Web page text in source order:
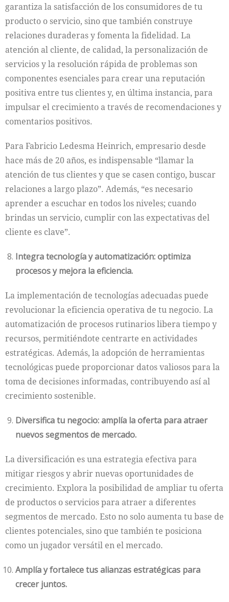
garantiza la satisfacción de los consumidores de tu
producto o servicio, sino que también construye
relaciones duraderas y fomenta la fidelidad. La
atención al cliente, de calidad, la personalización de
servicios y la resolución rápida de problemas son
componentes esenciales para crear una reputación
positiva entre tus clientes y, en última instancia, para
impulsar el crecimiento a través de recomendaciones y
comentarios positivos.
Para Fabricio Ledesma Heinrich, empresario desde
hace más de 20 años, es indispensable “llamar la
atención de tus clientes y que se casen contigo, buscar
relaciones a largo plazo”. Además, “es necesario
aprender a escuchar en todos los niveles; cuando
brindas un servicio, cumplir con las expectativas del
cliente es clave”.
Integra tecnología y automatización: optimiza
procesos y mejora la eficiencia.
La implementación de tecnologías adecuadas puede
revolucionar la eficiencia operativa de tu negocio. La
automatización de procesos rutinarios libera tiempo y
recursos, permitiéndote centrarte en actividades
estratégicas. Además, la adopción de herramientas
tecnológicas puede proporcionar datos valiosos para la
toma de decisiones informadas, contribuyendo así al
crecimiento sostenible.
Diversifica tu negocio: amplía la oferta para atraer
nuevos segmentos de mercado.
La diversificación es una estrategia efectiva para
mitigar riesgos y abrir nuevas oportunidades de
crecimiento. Explora la posibilidad de ampliar tu oferta
de productos o servicios para atraer a diferentes
segmentos de mercado. Esto no solo aumenta tu base de
clientes potenciales, sino que también te posiciona
como un jugador versátil en el mercado.
Amplía y fortalece tus alianzas estratégicas para
crecer juntos.